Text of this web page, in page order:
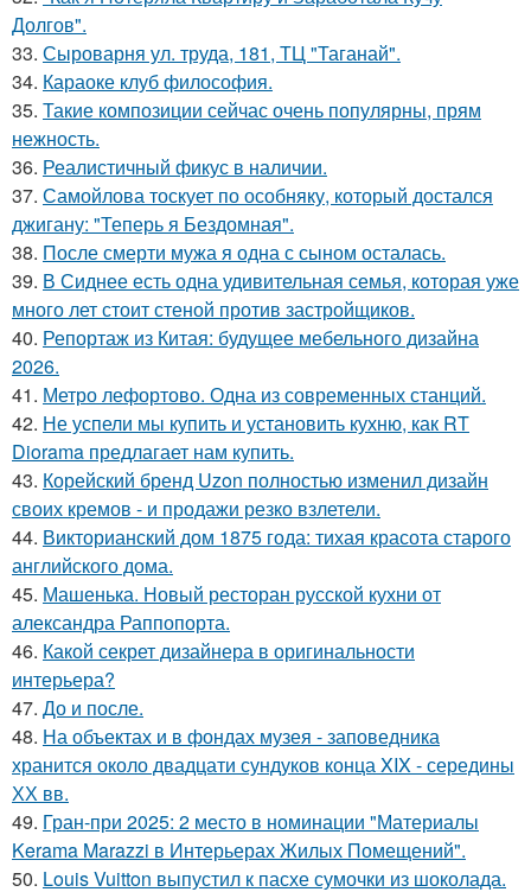
Долгов".
33. Сыроварня ул. труда, 181, ТЦ "Таганай".
34. Караоке клуб философия.
35. Такие композиции сейчас очень популярны, прям
нежность.
36. Реалистичный фикус в наличии.
37. Самойлова тоскует по особняку, который достался
джигану: "Теперь я Бездомная".
38. После смерти мужа я одна с сыном осталась.
39. В Сиднее есть одна удивительная семья, которая уже
много лет стоит стеной против застройщиков.
40. Репортаж из Китая: будущее мебельного дизайна
2026.
41. Метро лефортово. Одна из современных станций.
42. Не успели мы купить и установить кухню, как RT
Diorama предлагает нам купить.
43. Корейский бренд Uzon полностью изменил дизайн
своих кремов - и продажи резко взлетели.
44. Викторианский дом 1875 года: тихая красота старого
английского дома.
45. Машенька. Новый ресторан русской кухни от
александра Раппопорта.
46. Какой секрет дизайнера в оригинальности
интерьера?
47. До и после.
48. На объектах и в фондах музея - заповедника
хранится около двадцати сундуков конца XIX - середины
ХХ вв.
49. Гран-при 2025: 2 место в номинации "Материалы
Kerama Marazzi в Интерьерах Жилых Помещений".
50. Louis Vuitton выпустил к пасхе сумочки из шоколада.